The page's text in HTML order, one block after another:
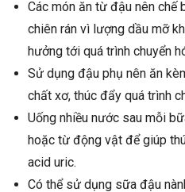
Các món ăn từ đậu nên chế
chiên rán vì lượng dầu mỡ
hưởng tới quá trình chuyển
Sử dụng đậu phụ nên ăn
chất xơ, thúc đẩy quá trình
Uống nhiều nước sau mỗi
hoặc từ động vật để giúp
acid uric.
Có thể sử dụng sữa đậu